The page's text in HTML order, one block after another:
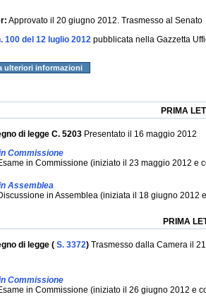
Approvato il 20 giugno 2012. Trasmesso al Senato
100 del 12 luglio 2012 pubblicata nella Gazzetta
ulteriori informazioni
PRIMA
di legge C. 5203 Presentato il 16 maggio 2012
Commissione
in Commissione (iniziato il 23 maggio 2012 e
Assemblea
in Assemblea (iniziata il 18 giugno 2012
PRIMA
di legge ( S. 3372) Trasmesso dalla Camera il
Commissione
in Commissione (iniziato il 26 giugno 2012 e